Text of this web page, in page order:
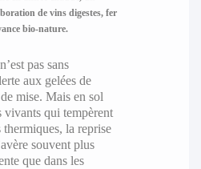
de vins digestes, fer
bio-nature.
pas sans
aux gelées de
mise. Mais en sol
vivants qui tempèrent
la reprise
souvent plus
que dans les